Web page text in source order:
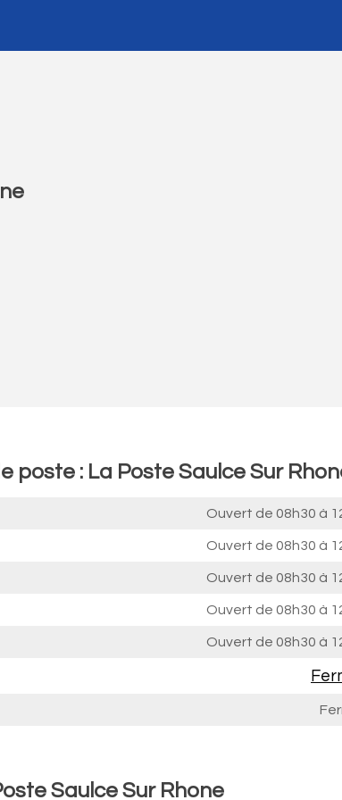
poste : La Poste Saulce Sur
Ouvert de 08h30 à
Ouvert de 08h30 à
Ouvert de 08h30 à
Ouvert de 08h30 à
Ouvert de 08h30 à
Saulce Sur Rhone